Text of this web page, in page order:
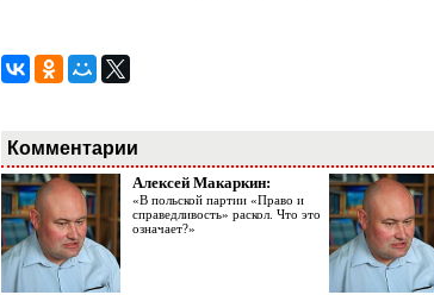
Комментарии
Алексей Макаркин:
«В польской партии «Право и
справедливость» раскол. Что это
означает?»